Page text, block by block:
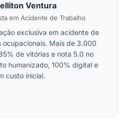
Ventura
em Acidente de Trabalho
exclusiva em acidente de
ocupacionais. Mais de 3.000
de vitórias e nota 5.0 no
humanizado, 100% digital e
custo inicial.